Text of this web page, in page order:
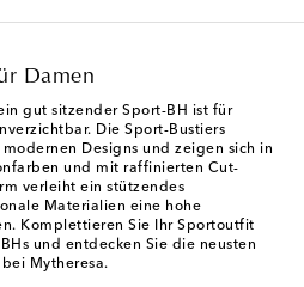
Damen
gut sitzender Sport-BH ist für
Die Sport-Bustiers
Designs und zeigen sich in
und mit raffinierten Cut-
verleiht ein stützendes
Materialien eine hohe
Komplettieren Sie Ihr Sportoutfit
und entdecken Sie die neusten
Mytheresa.